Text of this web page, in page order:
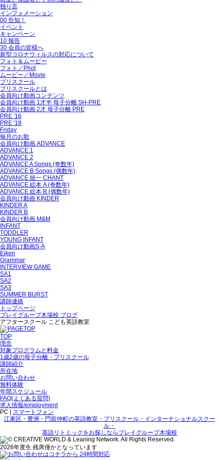
独り言
インフォメーション
00 告知！
イベント
キャンペーン
10 報告
30 会員の皆様へ
新型コロナウィルスの対応について
フォト＆ムービー
フォト／Phot
ムービー／Movie
プリスクール
プリスクールとは
会員向け動画コンテンツ
会員向け動画 1才半 母子分離 SH-PRE
会員向け動画 2才 母子分離 PRE
PRE '16
PRE '18
Friday
毎月のお歌
会員向け動画 ADVANCE
ADVANCE 1
ADVANCE 2
ADVANCE A Songs (奇数年)
ADVANCE B Songs (偶数年)
ADVANCE 統一 CHANT
ADVANCE 絵本 A (奇数年)
ADVANCE 絵本 B (偶数年)
会員向け動画 KINDER
KINDER A
KINDER B
会員向け動画 M&M
INFANT
TODDLER
YOUNG INFANT
会員向け動画S-A
Eiken
Grammar
INTERVIEW GAME
SA1
SA2
SA3
SUMMER BURST
講師連絡
トップページ
プレイグループ木場校 ブログ
アフタースクール こども英語教室
TOP
理念
対象プログラムと料金
1歳2歳の母子分離・プリスクール
講師紹介
所在地
お問い合わせ
無料体験
年間スケジュール
FAQ(よくある質問)
求人情報/employment
PC | スマートフォン
江東区・豊洲・門前仲町の英語教室・プリスクール・インターナショナルスクー
ル・
英語リトミックをお探しならプレイグループ木場校
2026年度生 残席僅かとなっています